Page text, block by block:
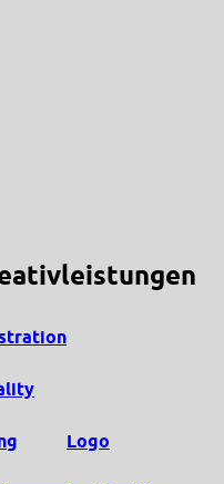
Logo